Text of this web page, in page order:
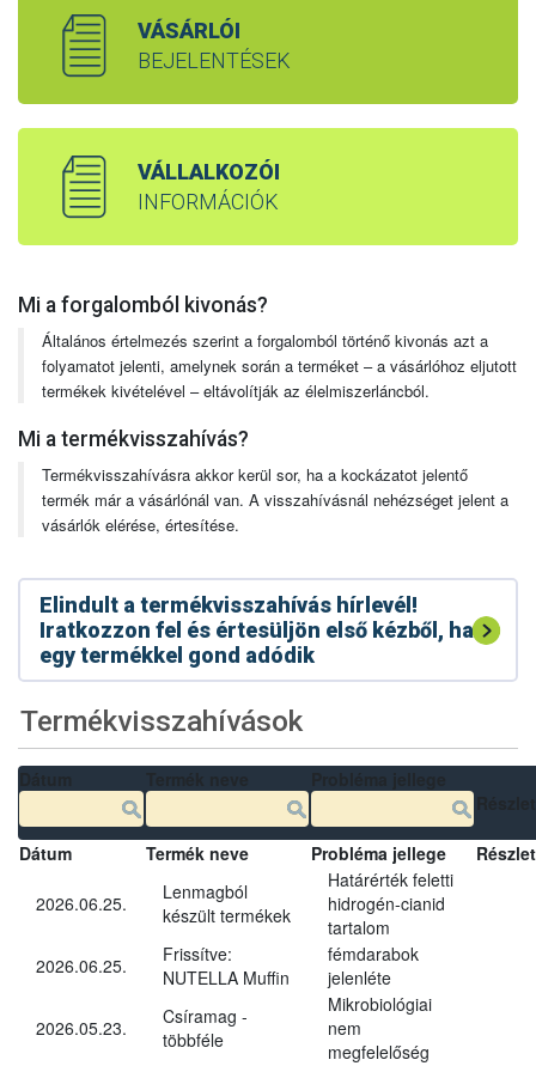
VÁSÁRLÓI
BEJELENTÉSEK
VÁLLALKOZÓI
INFORMÁCIÓK
Mi a forgalomból kivonás?
Általános értelmezés szerint a forgalomból történő kivonás azt a
folyamatot jelenti, amelynek során a terméket – a vásárlóhoz eljutott
termékek kivételével – eltávolítják az élelmiszerláncból.
Mi a termékvisszahívás?
Termékvisszahívásra akkor kerül sor, ha a kockázatot jelentő
termék már a vásárlónál van. A visszahívásnál nehézséget jelent a
vásárlók elérése, értesítése.
Elindult a termékvisszahívás hírlevél!
Iratkozzon fel és értesüljön első kézből, ha
egy termékkel gond adódik
Termékvisszahívások
Dátum Termék neve Probléma jellege
2026.06.25.
Lenmagból
készült termékek
Határérték feletti
hidrogén-cianid
tartalom
2026.06.25.
Frissítve:
NUTELLA Muffin
fémdarabok
jelenléte
2026.05.23.
Csíramag -
többféle
Mikrobiológiai
nem
megfelelőség